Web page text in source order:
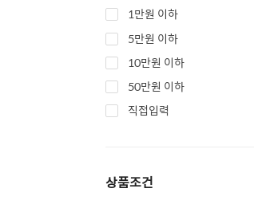
1만원 이하
5만원 이하
10만원 이하
50만원 이하
직접입력
상품조건